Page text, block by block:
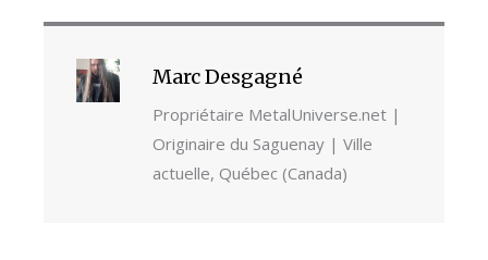
Marc Desgagné
Propriétaire MetalUniverse.net |
Originaire du Saguenay | Ville
actuelle, Québec (Canada)